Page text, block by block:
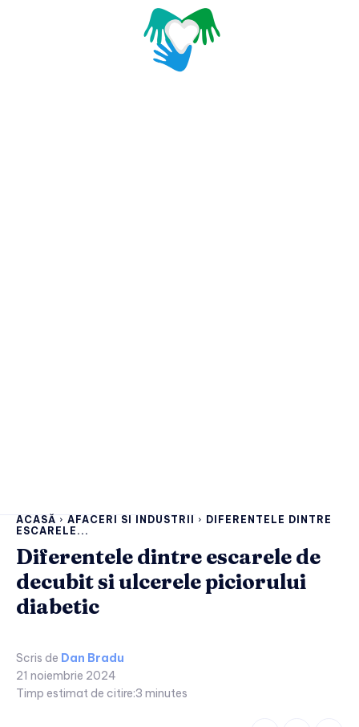
ACASĂ AFACERI SI INDUSTRII
DIFERENTELE DINTRE
ESCARELE...
Diferentele dintre escarele de
decubit si ulcerele piciorului
diabetic
Scris de Dan Bradu
21 noiembrie 2024
Timp estimat de citire:3 minutes